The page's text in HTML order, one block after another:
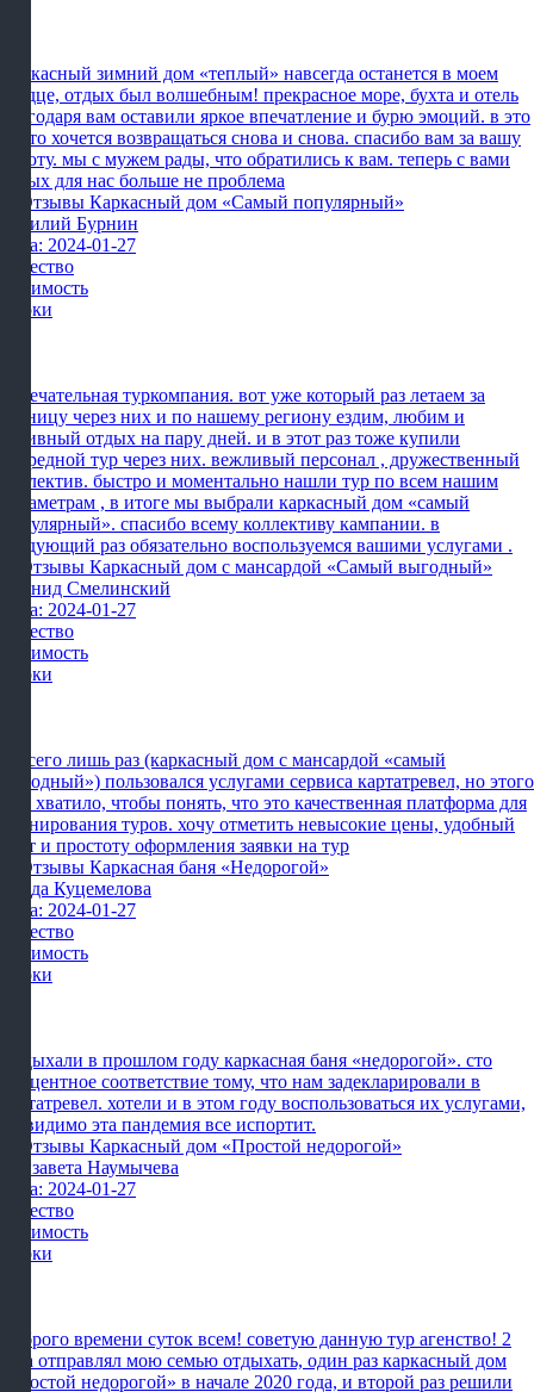
Каркасный зимний дом «теплый» навсегда останется в моем
сердце, отдых был волшебным! прекрасное море, бухта и отель
благодаря вам оставили яркое впечатление и бурю эмоций. в это
место хочется возвращаться снова и снова. спасибо вам за вашу
работу. мы с мужем рады, что обратились к вам. теперь с вами
отдых для нас больше не проблема
Василий Бурнин
Дата: 2024-01-27
Качество
Стоимость
Сроки
Замечательная туркомпания. вот уже который раз летаем за
границу через них и по нашему региону ездим, любим и
активный отдых на пару дней. и в этот раз тоже купили
очередной тур через них. вежливый персонал , дружественный
коллектив. быстро и моментально нашли тур по всем нашим
параметрам , в итоге мы выбрали каркасный дом «самый
популярный». спасибо всему коллективу кампании. в
следующий раз обязательно воспользуемся вашими услугами .
Леонид Смелинский
Дата: 2024-01-27
Качество
Стоимость
Сроки
Я всего лишь раз (каркасный дом с мансардой «самый
выгодный») пользовался услугами сервиса картатревел, но этого
мне хватило, чтобы понять, что это качественная платформа для
бронирования туров. хочу отметить невысокие цены, удобный
сайт и простоту оформления заявки на тур
Влада Куцемелова
Дата: 2024-01-27
Качество
Стоимость
Сроки
Отдыхали в прошлом году каркасная баня «недорогой». сто
процентное соответствие тому, что нам задекларировали в
картатревел. хотели и в этом году воспользоваться их услугами,
но видимо эта пандемия все испортит.
Елизавета Наумычева
Дата: 2024-01-27
Качество
Стоимость
Сроки
Доброго времени суток всем! советую данную тур агенство! 2
раза отправлял мою семью отдыхать, один раз каркасный дом
«простой недорогой» в начале 2020 года, и второй раз решили